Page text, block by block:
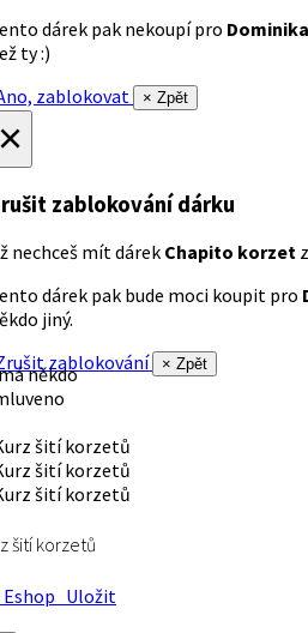
dárek pak nekoupí pro
ty :)
zablokovat
× Zpět
zablokování dárku
nechceš mít dárek Chapito korzet
dárek pak bude moci koupit pro
jiný.
zablokování
× Zpět
někdo
šití korzetů
Uložit